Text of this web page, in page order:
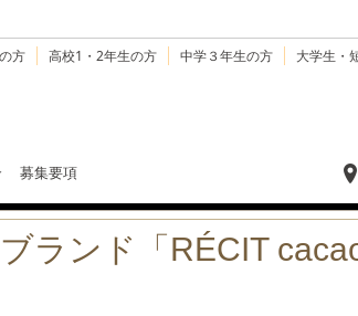
方 高校1・2年生の方 中学３年生の方 大学生・
募集要項
ランド「RÉCIT